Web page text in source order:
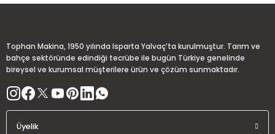
Bu ürüne benzer farklı alternatifler olmalı.
Tophan Makina, 1950 yılında Isparta Yalvaç’ta kurulmuştur. Tarım ve
bahçe sektöründe edindiği tecrübe ile bugün Türkiye genelinde
bireysel ve kurumsal müşterilere ürün ve çözüm sunmaktadır.
Üyelik